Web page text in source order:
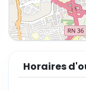
Horaires